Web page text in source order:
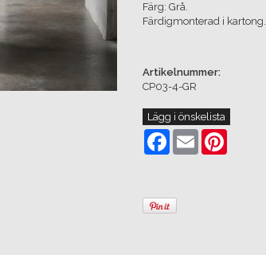
Färg: Grå.
Färdigmonterad i kartong.
Artikelnummer:
CP03-4-GR
Lägg i önskelista
Facebook
Email